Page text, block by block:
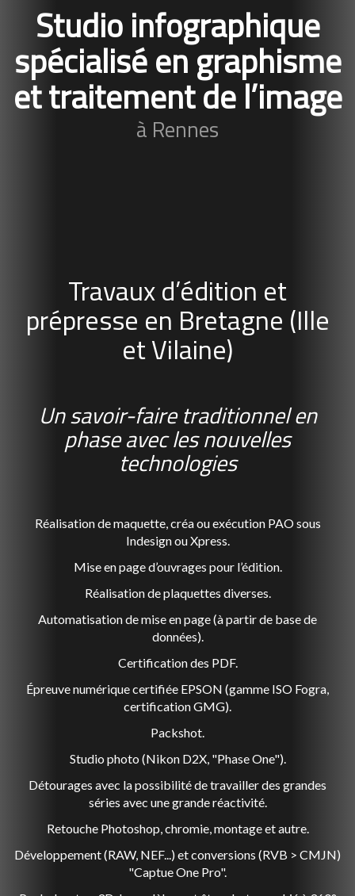
Studio infographique
spécialisé en graphisme
et traitement de l’image
à Rennes
Travaux d’édition et
prépresse en Bretagne (Ille
et Vilaine)
Un savoir-faire traditionnel en
phase avec les nouvelles
technologies
Réalisation de maquette, créa ou exécution PAO sous
Indesign ou Xpress.
Mise en page d’ouvrages pour l’édition.
Réalisation de plaquettes diverses.
Automatisation de mise en page (à partir de base de
données).
Certification des PDF.
Épreuve numérique certifiée EPSON (gamme ISO Fogra,
certification GMG).
Packshot.
Studio photo (Nikon D2X, "Phase One").
Détourages avec la possibilité de travailler des grandes
séries avec une grande réactivité.
Retouche Photoshop, chromie, montage et autre.
Développement (RAW, NEF...) et conversions (RVB > CMJN)
"Captue One Pro".